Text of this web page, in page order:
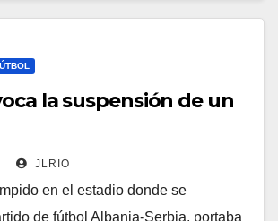
la suspensión de un
JLRIO
en el estadio donde se
de fútbol Albania-Serbia, portaba